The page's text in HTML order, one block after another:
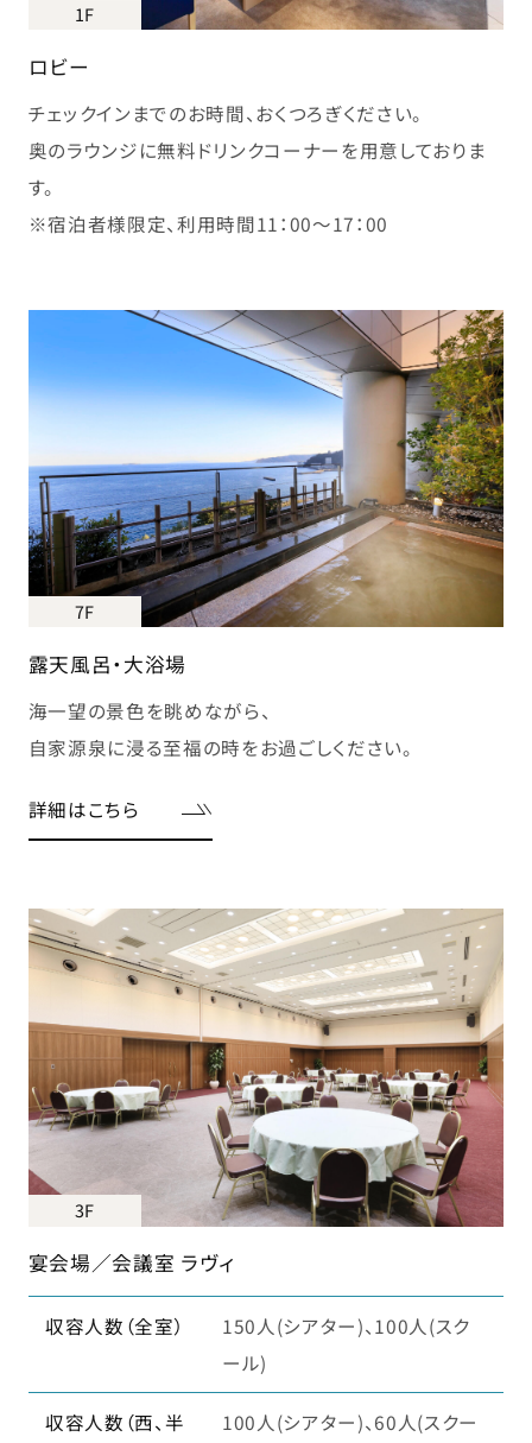
ロビー
チェックインまでのお時間、おくつろぎください。
奥のラウンジに無料ドリンクコーナーを用意しておりま
す。
※宿泊者様限定、利用時間11：00～17：00
1F
露天風呂・大浴場
海一望の景色を眺めながら、
自家源泉に浸る至福の時をお過ごしください。
詳細はこちら
7F
宴会場／会議室 ラヴィ
収容人数（全室）
150人(シアター)、100人(スク
ール)
収容人数（西、半
100人(シアター)、60人(スクー
3F